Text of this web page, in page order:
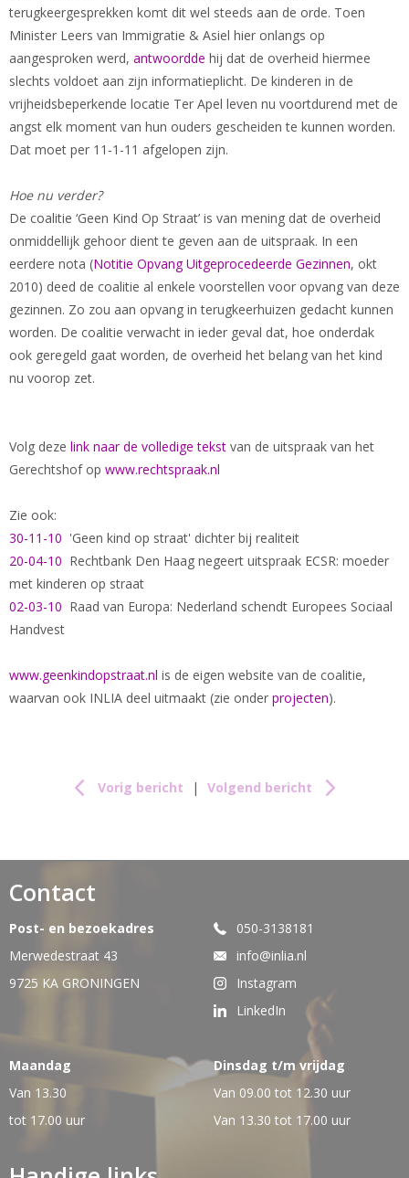
terugkeergesprekken komt dit wel steeds aan de orde. Toen
Minister Leers van Immigratie & Asiel hier onlangs op
aangesproken werd, antwoordde hij dat de overheid hiermee
slechts voldoet aan zijn informatieplicht. De kinderen in de
vrijheidsbeperkende locatie Ter Apel leven nu voortdurend met de
angst elk moment van hun ouders gescheiden te kunnen worden.
Dat moet per 11-1-11 afgelopen zijn.
Hoe nu verder?
De coalitie ‘Geen Kind Op Straat’ is van mening dat de overheid
onmiddellijk gehoor dient te geven aan de uitspraak. In een
eerdere nota (Notitie Opvang Uitgeprocedeerde Gezinnen, okt
2010) deed de coalitie al enkele voorstellen voor opvang van deze
gezinnen. Zo zou aan opvang in terugkeerhuizen gedacht kunnen
worden. De coalitie verwacht in ieder geval dat, hoe onderdak
ook geregeld gaat worden, de overheid het belang van het kind
nu voorop zet.
Volg deze link naar de volledige tekst van de uitspraak van het
Gerechtshof op www.rechtspraak.nl
Zie ook:
30-11-10 'Geen kind op straat' dichter bij realiteit
20-04-10 Rechtbank Den Haag negeert uitspraak ECSR: moeder
met kinderen op straat
02-03-10 Raad van Europa: Nederland schendt Europees Sociaal
Handvest
www.geenkindopstraat.nl is de eigen website van de coalitie,
waarvan ook INLIA deel uitmaakt (zie onder projecten).
Vorig bericht | Volgend bericht
Contact
Post- en bezoekadres
Merwedestraat 43
9725 KA GRONINGEN
050-3138181
info@inlia.nl
Instagram
LinkedIn
Maandag
Van 13.30
tot 17.00 uur
Dinsdag t/m vrijdag
Van 09.00 tot 12.30 uur
Van 13.30 tot 17.00 uur